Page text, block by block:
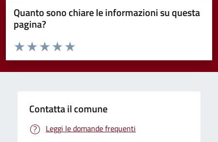
Quanto sono chiare le informazioni su questa
pagina?
Valuta da 1 a 5 stelle la pagina
Valuta 5 stelle su 5
Valuta 4 stelle su 5
Valuta 3 stelle su 5
Valuta 2 stelle su 5
Valuta 1 stelle su 5
Contatta il comune
Leggi le domande frequenti